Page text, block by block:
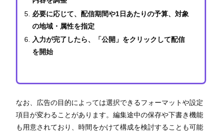
必要に応じて、配信期間や1日あたりの予算、対象
の地域・属性を指定
入力が完了したら、「公開」をクリックして配信
を開始
なお、広告の目的によっては選択できるフォーマットや設定
項目が変わることがあります。編集途中の保存や下書き機能
も用意されており、時間をかけて構成を検討することも可能